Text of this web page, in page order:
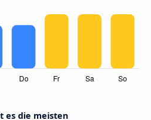
es die meisten